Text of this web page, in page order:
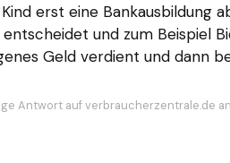
erst eine Bankausbildung
und zum Beispiel
Geld verdient und dann
Antwort auf verbraucherzentrale.de an